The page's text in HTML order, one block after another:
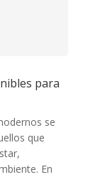
para
se
que
En